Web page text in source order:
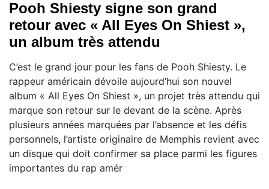
Pooh Shiesty signe son grand
retour avec « All Eyes On Shiest »,
un album très attendu
C’est le grand jour pour les fans de Pooh Shiesty. Le
rappeur américain dévoile aujourd’hui son nouvel
album « All Eyes On Shiest », un projet très attendu qui
marque son retour sur le devant de la scène. Après
plusieurs années marquées par l’absence et les défis
personnels, l’artiste originaire de Memphis revient avec
un disque qui doit confirmer sa place parmi les figures
importantes du rap amér